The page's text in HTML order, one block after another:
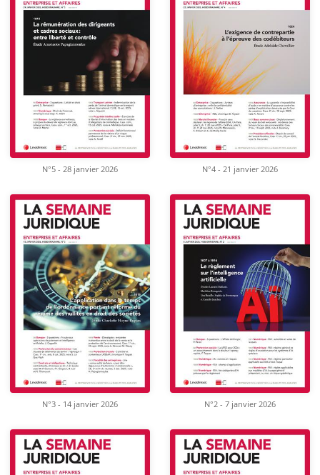
N°5 - 28 janvier 2026 N°4 - 21 janvier 2026
N°3 - 14 janvier 2026 N°2 - 7 janvier 2026